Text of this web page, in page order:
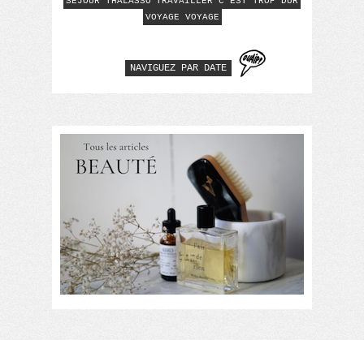
VOYAGE VOYAGE
NAVIGUEZ PAR DATE